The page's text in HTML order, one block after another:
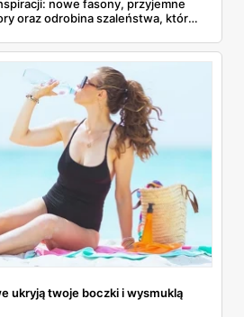
nowe fasony, przyjemne
oraz odrobina szaleństwa, które
w której zarówno miłośnicy
bawić się modą, znajdą coś dla
spodnie i topy, aż po dodatki -
wyglądała tak stylowo!
naprawdę warto zwrócić
ukryją twoje boczki i wysmuklą